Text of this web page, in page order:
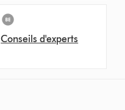
Conseils d'experts